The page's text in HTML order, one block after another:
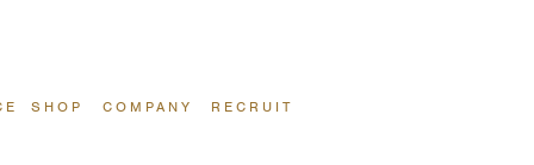
SHOP COMPANY RECRUIT